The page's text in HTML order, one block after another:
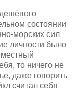
состоянии
морских сил
личности было
то ничего не
даже говорить
считал себя